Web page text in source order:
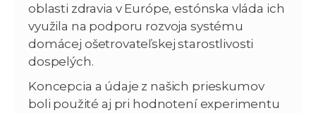
oblasti zdravia v Európe, estónska vláda ich
využila na podporu rozvoja systému
domácej ošetrovateľskej starostlivosti
dospelých.
Koncepcia a údaje z našich prieskumov
boli použité aj pri hodnotení experimentu